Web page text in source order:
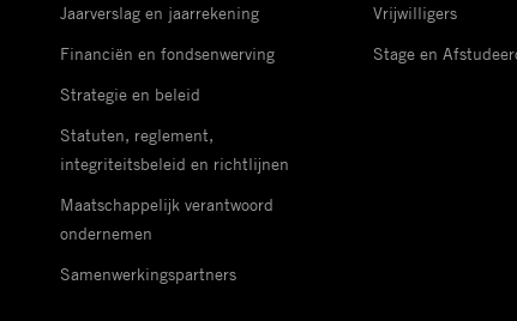
Jaarverslag en jaarrekening
Financiën en fondsenwerving
Strategie en beleid
Statuten, reglement,
integriteitsbeleid en richtlijnen
Maatschappelijk verantwoord
ondernemen
Samenwerkingspartners
Vrijwilligers
Stage en